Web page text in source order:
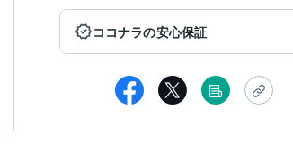
ココナラの安心保証